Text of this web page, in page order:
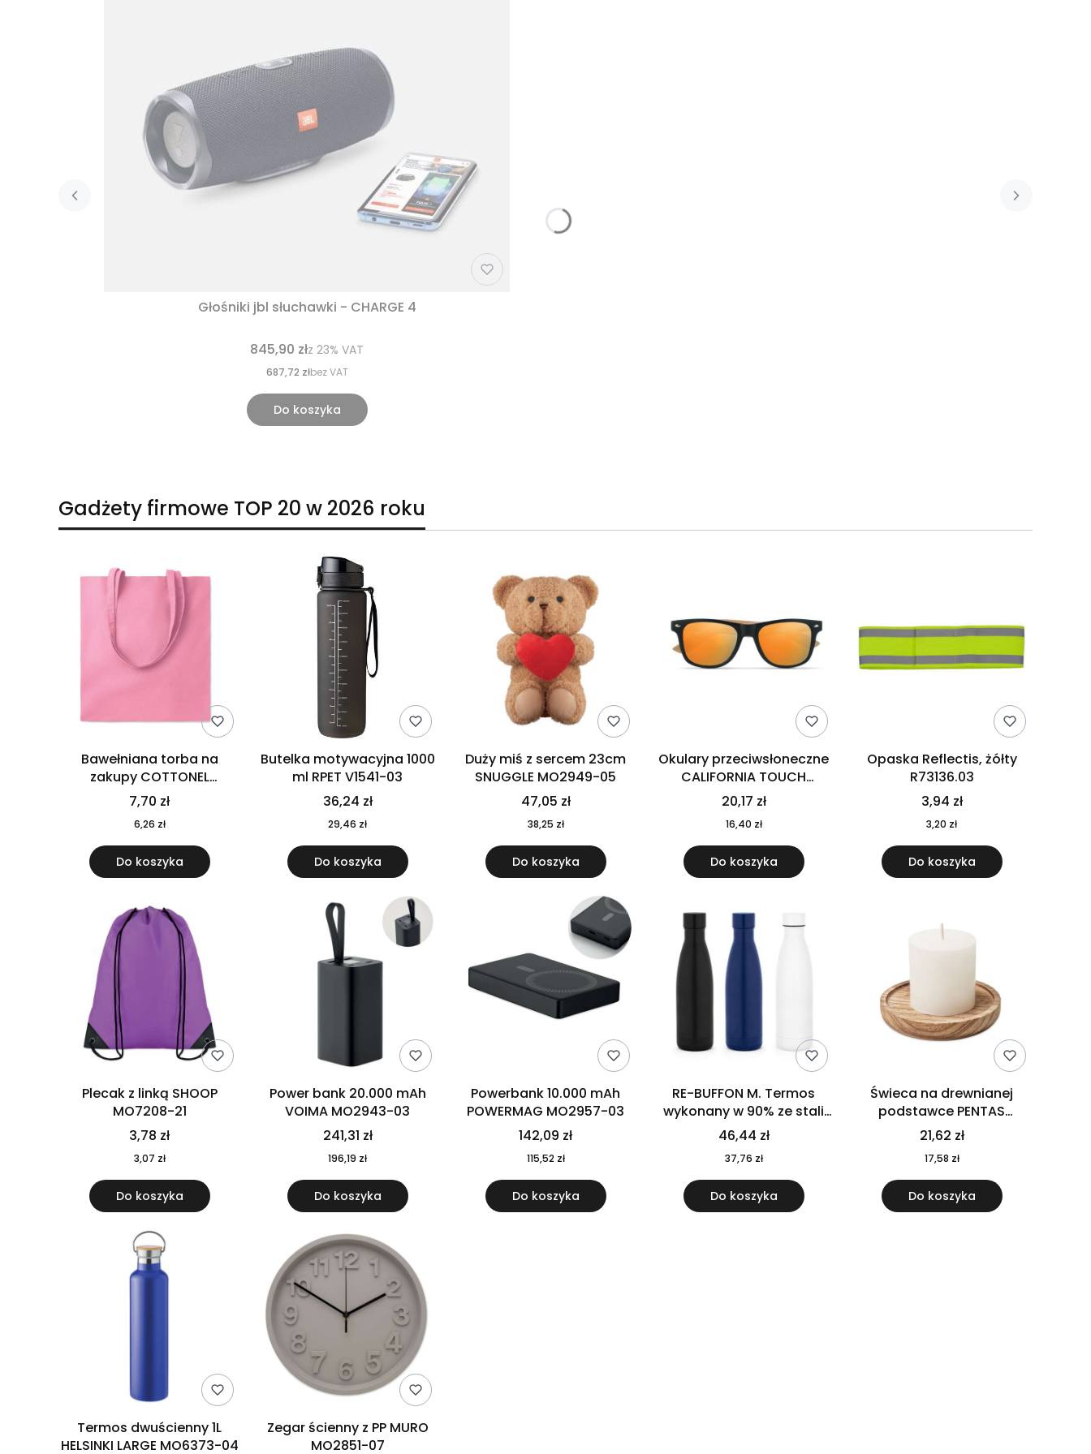
Głośniki jbl słuchawki - CHARGE 4
845,90 złz 23% VAT
687,72 złbez VAT
Do koszyka
Gadżety firmowe TOP 20 w 2026 roku
Bawełniana torba na
zakupy COTTONEL
COLOUR++ MO9846-11
7,70 zł
6,26 zł
Do koszyka
Butelka motywacyjna 1000
ml RPET V1541-03
36,24 zł
29,46 zł
Do koszyka
Duży miś z sercem 23cm
SNUGGLE MO2949-05
47,05 zł
38,25 zł
Do koszyka
Okulary przeciwsłoneczne
CALIFORNIA TOUCH
MO9617-10
20,17 zł
16,40 zł
Do koszyka
Opaska Reflectis, żółty
R73136.03
3,94 zł
3,20 zł
Do koszyka
Plecak z linką SHOOP
MO7208-21
3,78 zł
3,07 zł
Do koszyka
Power bank 20.000 mAh
VOIMA MO2943-03
241,31 zł
196,19 zł
Do koszyka
Powerbank 10.000 mAh
POWERMAG MO2957-03
142,09 zł
115,52 zł
Do koszyka
RE-BUFFON M. Termos
wykonany w 90% ze stali
nierdzewnej pochodzącej z
recyklingu 520 ml 94294
46,44 zł
37,76 zł
Do koszyka
Świeca na drewnianej
podstawce PENTAS
MO6282-40
21,62 zł
17,58 zł
Do koszyka
Termos dwuścienny 1L
HELSINKI LARGE MO6373-04
Zegar ścienny z PP MURO
MO2851-07